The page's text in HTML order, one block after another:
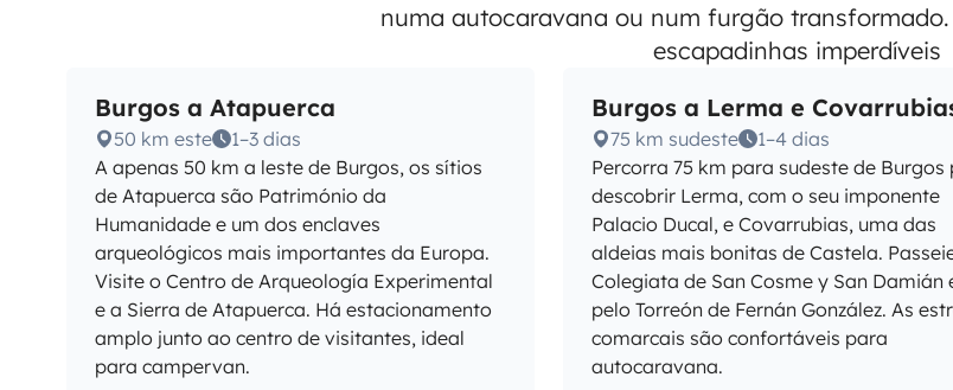
numa autocaravana ou num furgão
escapadinhas imperdíveis
Burgos a Atapuerca
50 km este
1–3 dias
A apenas 50 km a leste de Burgos, os sítios
de Atapuerca são Património da
Humanidade e um dos enclaves
arqueológicos mais importantes da Europa.
Visite o Centro de Arqueología Experimental
e a Sierra de Atapuerca. Há estacionamento
amplo junto ao centro de visitantes, ideal
para campervan.
Burgos a Lerma e
75 km sudeste
1–4 dias
Percorra 75 km para sudeste de Burgos
descobrir Lerma, com o seu imponente
Palacio Ducal, e Covarrubias, uma das
aldeias mais bonitas de Castela.
Colegiata de San Cosme y San Damián
pelo Torreón de Fernán González. As
comarcais são confortáveis para
autocaravana.